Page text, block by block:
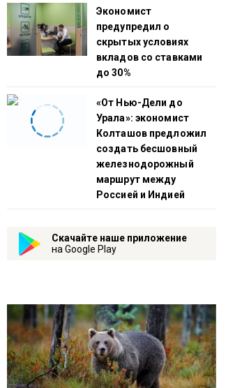
teorema-lagovsko
playlist?list=PL9be-_-0g6vg-
Экономист
предупредил о
скрытых условиях
вкладов со ставками
до 30%
«От Нью-Дели до
Урала»: экономист
Колташов предложил
создать бесшовный
железнодорожный
маршрут между
Россией и Индией
Скачайте наше приложение
на Google Play